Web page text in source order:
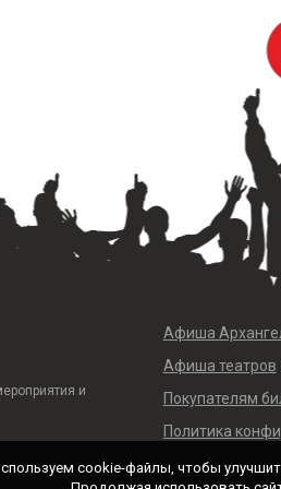
и
Афиша
Афиша театров
Покупателям
Политика
cookie-файлы, чтобы